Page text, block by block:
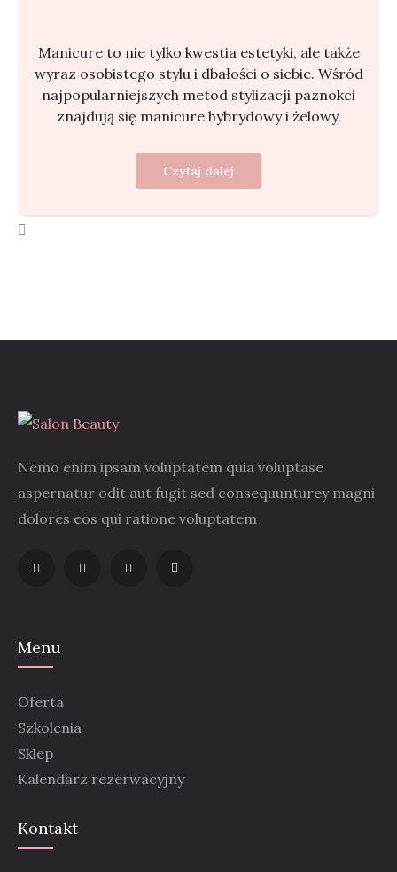
Manicure to nie tylko kwestia estetyki, ale także
wyraz osobistego stylu i dbałości o siebie. Wśród
najpopularniejszych metod stylizacji paznokci
znajdują się manicure hybrydowy i żelowy.
Czytaj dalej
Nemo enim ipsam voluptatem quia voluptase
aspernatur odit aut fugit sed consequunturey magni
dolores eos qui ratione voluptatem
Menu
Oferta
Szkolenia
Sklep
Kalendarz rezerwacyjny
Kontakt